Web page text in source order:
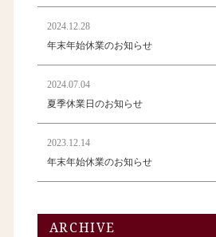
2024.12.28
年末年始休業のお知らせ
2024.07.04
夏季休業日のお知らせ
2023.12.14
年末年始休業のお知らせ
ARCHIVE